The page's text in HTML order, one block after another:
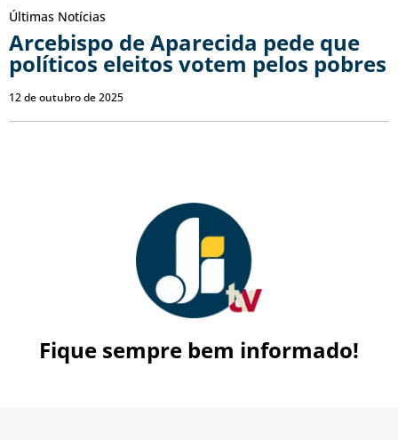
Últimas Notícias
Arcebispo de Aparecida pede que
políticos eleitos votem pelos pobres
12 de outubro de 2025
Fique sempre bem informado!